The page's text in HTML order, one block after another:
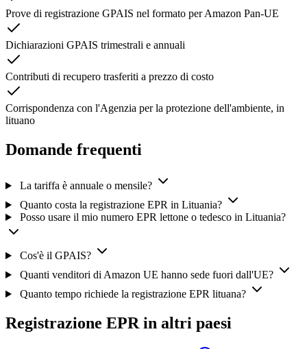
Prove di registrazione GPAIS nel formato per Amazon Pan-UE
Dichiarazioni GPAIS trimestrali e annuali
Contributi di recupero trasferiti a prezzo di costo
Corrispondenza con l'Agenzia per la protezione dell'ambiente, in
lituano
Domande frequenti
La tariffa è annuale o mensile?
Quanto costa la registrazione EPR in Lituania?
Posso usare il mio numero EPR lettone o tedesco in Lituania?
Cos'è il GPAIS?
Quanti venditori di Amazon UE hanno sede fuori dall'UE?
Quanto tempo richiede la registrazione EPR lituana?
Registrazione EPR in altri paesi